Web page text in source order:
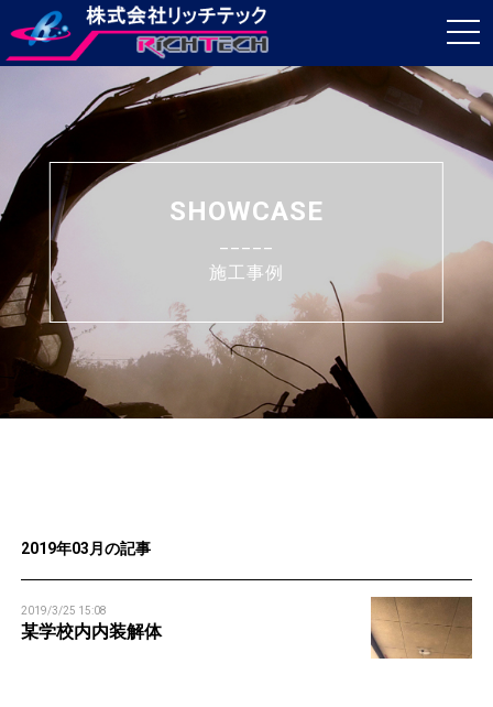
SHOWCASE
施工事例
2019年03月の記事
2019/3/25 15:08
某学校内内装解体
t
o
g
l
a
v
g